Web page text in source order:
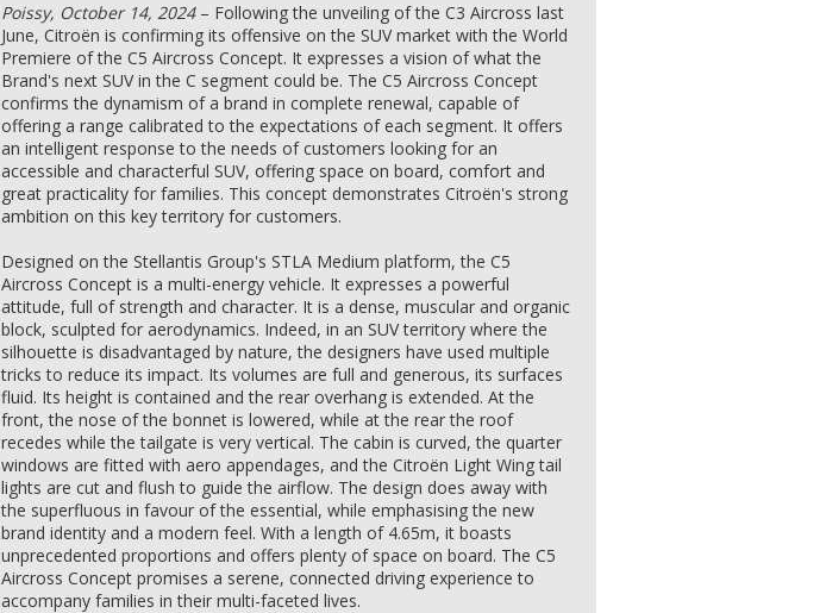
Poissy, October 14, 2024– Following the unveiling of the C3 Aircross last
June, Citroën is confirming its offensive on the SUV market with the World
Premiere of the C5 Aircross Concept. It expresses a vision of what the
Brand's next SUV in the C segment could be. The C5 Aircross Concept
confirms the dynamism of a brand in complete renewal, capable of
offering a range calibrated to the expectations of each segment. It offers
an intelligent response to the needs of customers looking for an
accessible and characterful SUV, offering space on board, comfort and
great practicality for families. This concept demonstrates Citroën's strong
ambition on this key territory for customers.
Designed on the Stellantis Group's STLA Medium platform, the C5
Aircross Concept is a multi-energy vehicle. It expresses a powerful
attitude, full of strength and character. It is a dense, muscular and organic
block, sculpted for aerodynamics. Indeed, in an SUV territory where the
silhouette is disadvantaged by nature, the designers have used multiple
tricks to reduce its impact. Its volumes are full and generous, its surfaces
fluid. Its height is contained and the rear overhang is extended. At the
front, the nose of the bonnet is lowered, while at the rear the roof
recedes while the tailgate is very vertical. The cabin is curved, the quarter
windows are fitted with aero appendages, and the Citroën Light Wing tail
lights are cut and flush to guide the airflow. The design does away with
the superfluous in favour of the essential, while emphasising the new
brand identity and a modern feel. With a length of 4.65m, it boasts
unprecedented proportions and offers plenty of space on board. The C5
Aircross Concept promises a serene, connected driving experience to
accompany families in their multi-faceted lives.